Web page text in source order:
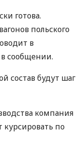
готова.
польского
в
в сообщении.
состав будут шаг
компания
курсировать по